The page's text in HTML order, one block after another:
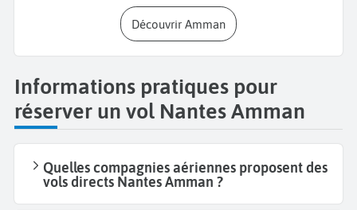
Découvrir Amman
Informations pratiques pour
réserver un vol Nantes Amman
Quelles compagnies aériennes proposent des
vols directs Nantes Amman ?